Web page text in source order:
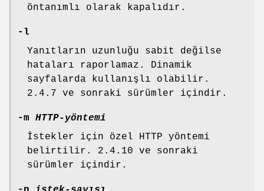
öntanımlı olarak kapalıdır.
-l
Yanıtların uzunluğu sabit değilse
hataları raporlamaz. Dinamik
sayfalarda kullanışlı olabilir.
2.4.7 ve sonraki sürümler içindir.
-m
HTTP-yöntemi
İstekler için özel HTTP yöntemi
belirtilir. 2.4.10 ve sonraki
sürümler içindir.